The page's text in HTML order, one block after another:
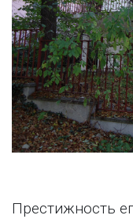
Престижность